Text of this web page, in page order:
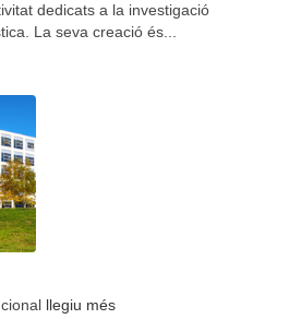
dedicats a la investigació
La seva creació és...
llegiu més